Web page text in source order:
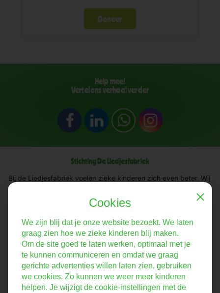
Doneer
Help mee!
Vertel ons verhaal verder
Stichting De Liedjesfabriek
Bij de Liedjesfabriek voelen zieke kinderen zich even beter. Wij
zorgen voor een plezierige afleiding én een tastbare
herinnering waar ze apetrots op zijn: hun eigen lied en
Bezoekadres:
Groenewoudseweg 322
6525 EL Nijmegen
+31 6 21 31 80 73
info@liedjesfabriek.nl
Cookies
We zijn blij dat je onze website bezoekt. We laten
graag zien hoe we zieke kinderen blij maken.
Om de site goed te laten werken, optimaal met je
te kunnen communiceren en omdat we graag
gerichte advertenties willen laten zien, gebruiken
we cookies. Zo kunnen we weer meer kinderen
helpen. Je wijzigt de cookie-instellingen met de
Close